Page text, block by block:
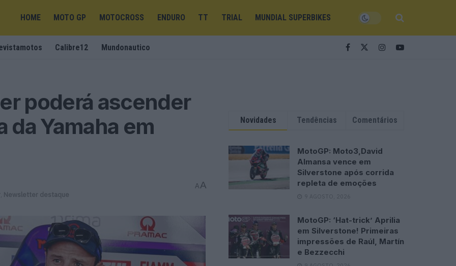
HOME MOTO GP MOTOCROSS ENDURO TT TRIAL MUNDIAL SUPERBIKES
Calibre12 Mundonautico
poderá ascender
da Yamaha em
Newsletter destaque
AA
Novidades Tendências Comentários
MotoGP: Moto3,David
Almansa vence em
Silverstone após corrida
repleta de emoções
9 AGOSTO, 2026
MotoGP: ‘Hat-trick’ Aprilia
em Silverstone! Primeiras
impressões de Raúl, Martín
e Bezzecchi